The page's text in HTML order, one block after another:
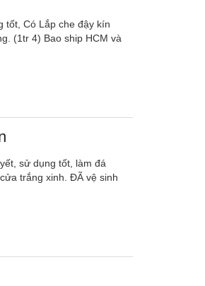
tốt, Có Lắp che đậy kín
(1tr 4) Bao ship HCM và
sử dụng tốt, làm đá
trắng xinh. ĐÃ vệ sinh